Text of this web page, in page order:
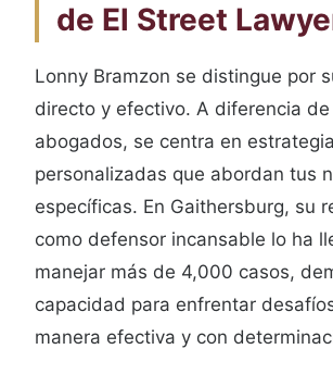
de El Street
Lonny Bramzon se distingue por
directo y efectivo. A diferencia
abogados, se centra en
personalizadas que abordan tus
específicas. En Gaithersburg, su
como defensor incansable lo ha
manejar más de 4,000 casos,
capacidad para enfrentar
manera efectiva y con